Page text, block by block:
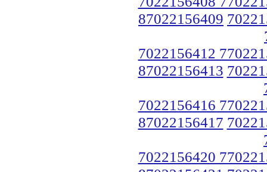
87022156409
7022156412
87022156413
7022156416
87022156417
7022156420